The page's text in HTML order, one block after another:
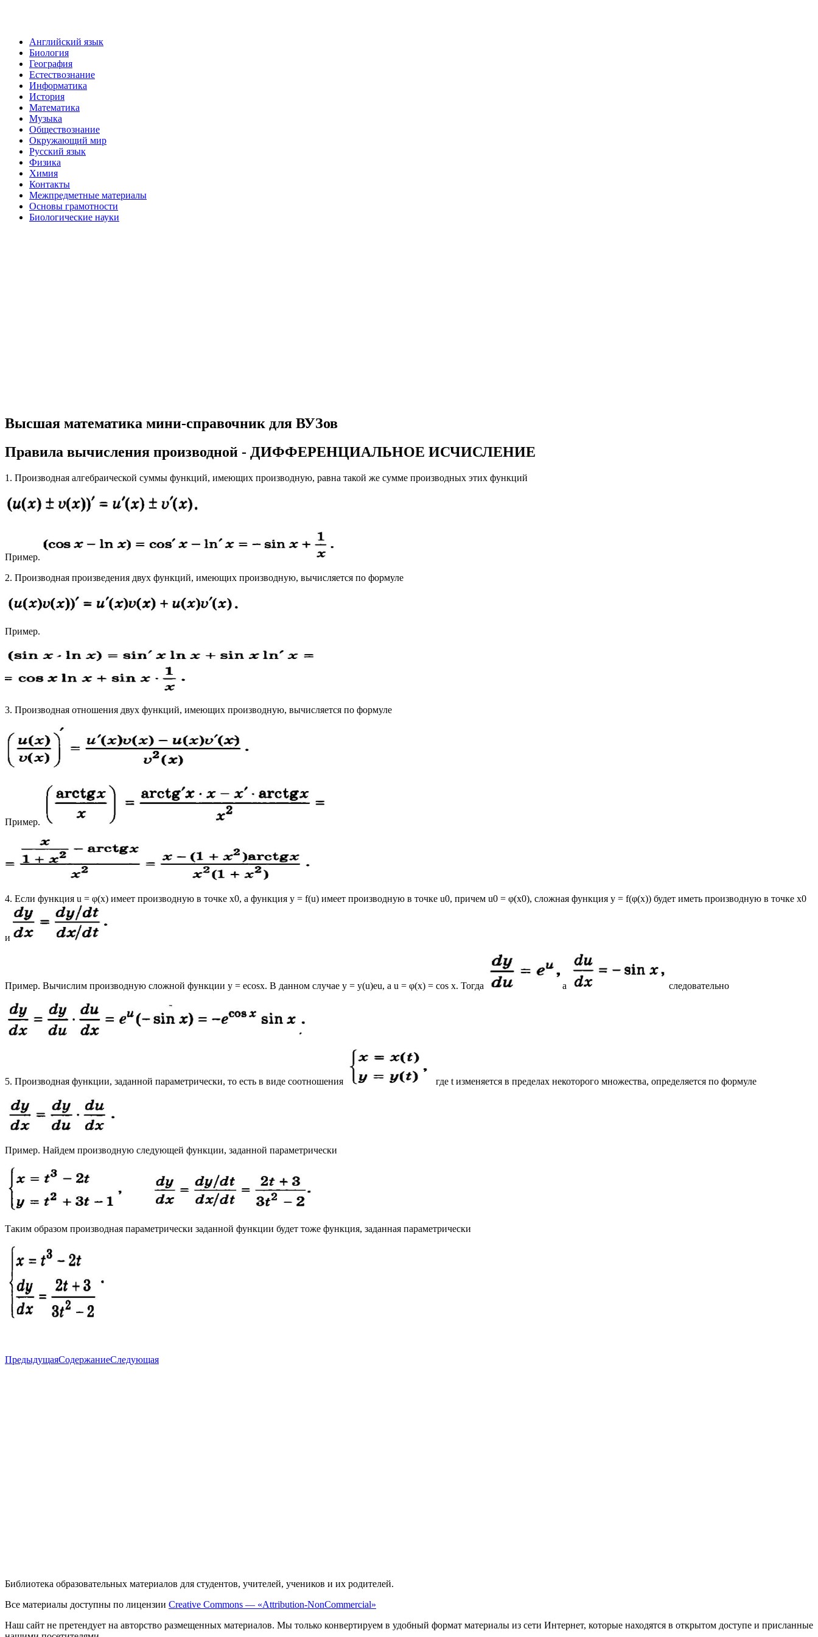
Английский язык
Биология
География
Естествознание
Информатика
История
Математика
Музыка
Обществознание
Окружающий мир
Русский язык
Физика
Химия
Контакты
Межпредметные материалы
Основы грамотности
Биологические науки
Высшая математика мини-справочник для ВУЗов
Правила вычисления производной - ДИФФЕРЕНЦИАЛЬНОЕ ИСЧИСЛЕНИЕ
1. Производная алгебраической суммы функций, имеющих производную, равна такой же сумме производных этих функций
Пример.
2. Производная произведения двух функций, имеющих производную, вычисляется по формуле
Пример.
3. Производная отношения двух функций, имеющих производную, вычисляется по формуле
Пример.
4. Если функция u = φ(х) имеет производную в точке x0, а функция у = f(u) имеет производную в точке u0, причем u0 = φ(х0), сложная функция у = f(φ(х)) будет иметь производную в точке х0
и
Пример. Вычислим производную сложной функции у = есоsх. В данном случае у = у(u)еu, а u = φ(х) = cos х. Тогда а следовательно
5. Производная функции, заданной параметрически, то есть в виде соотношения где t изменяется в пределах некоторого множества, определяется по формуле
Пример. Найдем производную следующей функции, заданной параметрически
Таким образом производная параметрически заданной функции будет тоже функция, заданная параметрически
ПредыдущаяСодержаниеСледующая
Библиотека образовательных материалов для студентов, учителей, учеников и их родителей.
Все материалы доступны по лицензии Creative Commons — «Attribution-NonCommercial»
Наш сайт не претендует на авторство размещенных материалов. Мы только конвертируем в удобный формат материалы из сети Интернет, которые находятся в открытом доступе и присланные